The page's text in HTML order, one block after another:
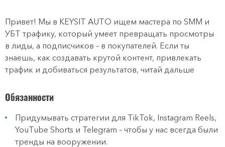
Привет! Мы в KEYSIT AUTO ищем мастера по SMM и
УБТ трафику, который умеет превращать просмотры
в лиды, а подписчиков – в покупателей. Если ты
знаешь, как создавать крутой контент, привлекать
трафик и добиваться результатов, читай дальше
Обязанности
Придумывать стратегии для TikTok, Instagram Reels,
YouTube Shorts и Telegram – чтобы у нас всегда были
тренды на вооружении.